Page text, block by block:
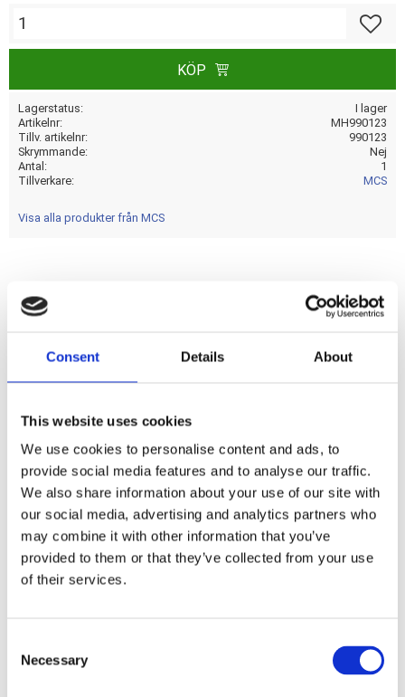
Consent Details About
This website uses cookies
We use cookies to personalise content and ads, to
provide social media features and to analyse our traffic.
We also share information about your use of our site with
our social media, advertising and analytics partners who
may combine it with other information that you’ve
provided to them or that they’ve collected from your use
of their services.
Necessary
KÖP
Lagerstatus
I lager
Artikelnr
MH990123
Tillv. artikelnr
990123
Skrymmande
Nej
Antal
1
Tillverkare
MCS
Visa alla produkter från MCS
OEM replacement reference 41836-84
Dela med dig
F
e
o
o
k
Omdömen
Du